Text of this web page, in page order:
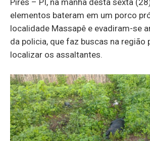
elementos bateram em um porco
localidade Massapê e evadiram-se
da policia, que faz buscas na região
localizar os assaltantes.